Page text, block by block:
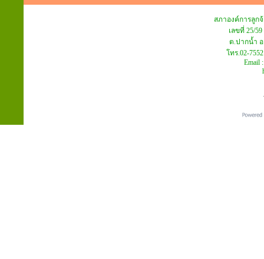
สภาองค์การลูก
เลขที่ 25/
ต.ปากน้ำ อ
โทร.02-
Email